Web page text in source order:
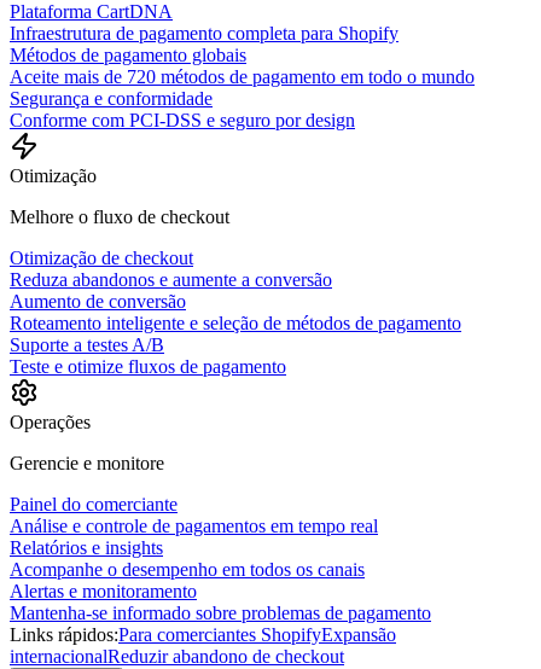
Plataforma CartDNA
Infraestrutura de pagamento completa para Shopify
Métodos de pagamento globais
Aceite mais de 720 métodos de pagamento em todo o mundo
Segurança e conformidade
Conforme com PCI-DSS e seguro por design
Otimização
Melhore o fluxo de checkout
Otimização de checkout
Reduza abandonos e aumente a conversão
Aumento de conversão
Roteamento inteligente e seleção de métodos de pagamento
Suporte a testes A/B
Teste e otimize fluxos de pagamento
Operações
Gerencie e monitore
Painel do comerciante
Análise e controle de pagamentos em tempo real
Relatórios e insights
Acompanhe o desempenho em todos os canais
Alertas e monitoramento
Mantenha-se informado sobre problemas de pagamento
Links rápidos:Para comerciantes ShopifyExpansão
internacionalReduzir abandono de checkout